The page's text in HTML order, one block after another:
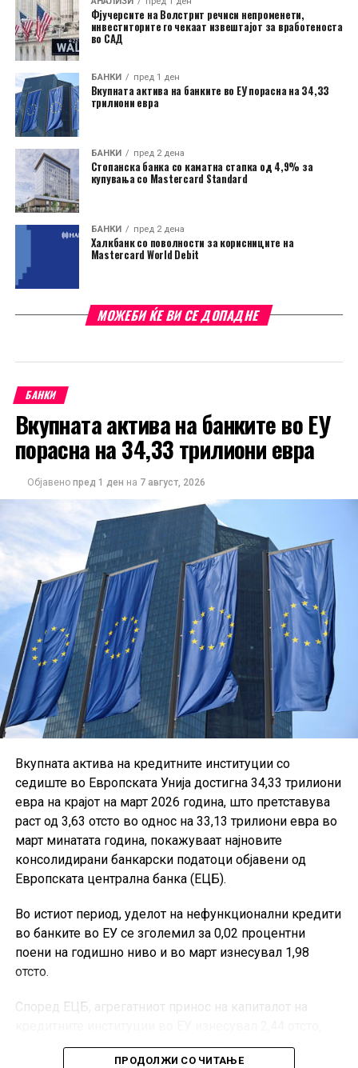
Фјучерсите на Волстрит речиси непроменети,
инвеститорите го чекаат извештајот за вработеноста
во САД
БАНКИ пред 1 ден
Вкупната актива на банките во ЕУ порасна на 34,33
трилиони евра
БАНКИ пред 2 дена
Стопанска банка со каматна стапка од 4,9% за
купувања со Mastercard Standard
БАНКИ пред 2 дена
Халкбанк со поволности за корисниците на
Mastercard World Debit
МОЖЕБИ ЌЕ ВИ СЕ ДОПАДНЕ
БАНКИ
Вкупната актива на банките во ЕУ
порасна на 34,33 трилиони евра
Објавено пред 1 ден на 7 август, 2026
Вкупната актива на кредитните институции со
седиште во Европската Унија достигна 34,33 трилиони
евра на крајот на март 2026 година, што претставува
раст од 3,63 отсто во однос на 33,13 трилиони евра во
март минатата година, покажуваат најновите
консолидирани банкарски податоци објавени од
Европската централна банка (ЕЦБ).
Во истиот период, уделот на нефункционални кредити
во банките во ЕУ се зголемил за 0,02 процентни
поени на годишно ниво и во март изнесувал 1,98
отсто.
Според ЕЦБ, агрегатниот принос на капиталот на
додека стапката на основен сопствен капитал од
највисок квалитет, односно CET1, била 16,27 отсто.
ПРОДОЛЖИ СО ЧИТАЊЕ